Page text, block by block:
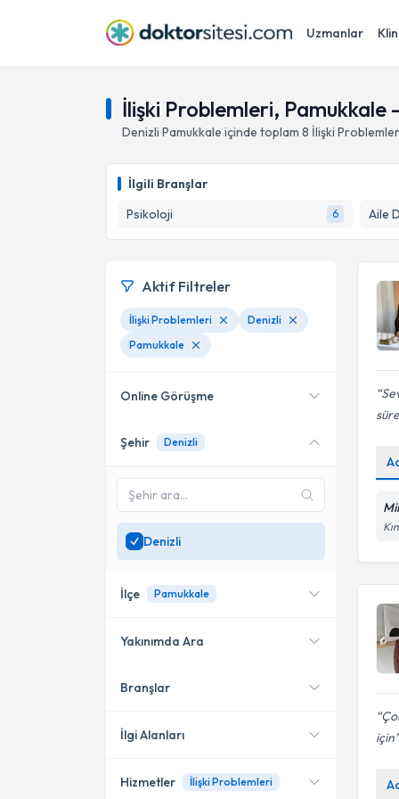
Uzmanlar
İlişki Problemleri, Pamukkale
Denizli Pamukkale içinde toplam 8 İlişki
İlgili Branşlar
Psikoloji
6 Aile
için
Aktif Filtreler
İlişki Problemleri
Denizli
Pamukkale
Online Görüşme
Online danışmanlık sunan
SadeceDenizli
uzman ara
Şehir Denizli
Denizli
İlçe Pamukkale
Merkezefendi
Pamukkale
Yakınımda Ara
Konumuma yakın uzmanları
Branşlar
Psikoloji
İlgi Alanları
Hizmetler İlişki Problemleri